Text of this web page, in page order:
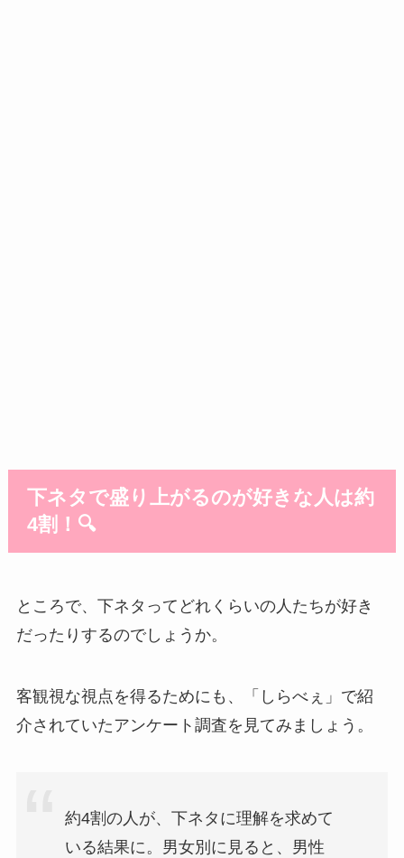
下ネタで盛り上がるのが好きな人は約
4割！🔍
ところで、下ネタってどれくらいの人たちが好き
だったりするのでしょうか。
客観視な視点を得るためにも、「しらべぇ」で紹
介されていたアンケート調査を見てみましょう。
約4割の人が、下ネタに理解を求めて
いる結果に。男女別に見ると、男性